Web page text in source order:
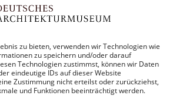
zu bieten, verwenden wir Technologien wie
zu speichern und/oder darauf
Technologien zustimmst, können wir Daten
eindeutige IDs auf dieser Website
Zustimmung nicht erteilst oder zurückziehst,
und Funktionen beeinträchtigt werden.
2020
Yorck Förster, Christina Gräwe,
DOM publishers 135 x 245 mm,
978-3-86922-749-8 Im
im Buchhandel erhältlich für EUR